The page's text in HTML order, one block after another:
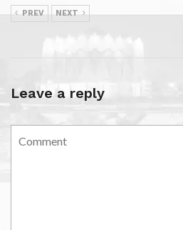
PREV NEXT
Leave a reply